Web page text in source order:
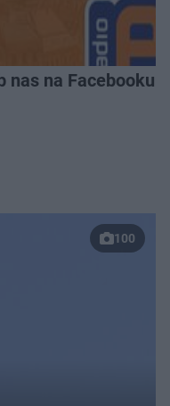
nas na Facebooku!
100